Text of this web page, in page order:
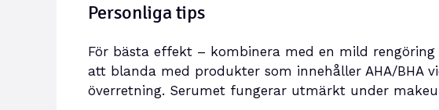
Personliga tips
För bästa effekt – kombinera med en mild
att blanda med produkter som innehåller AHA/BHA
överretning. Serumet fungerar utmärkt under